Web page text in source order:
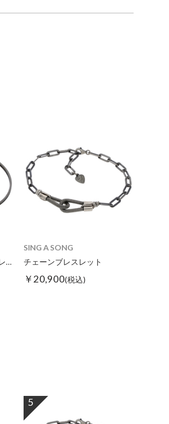
ダブルギターストリングブレス スリム
SING A SONG
チェーンブレスレット
￥20,900(税込)
5